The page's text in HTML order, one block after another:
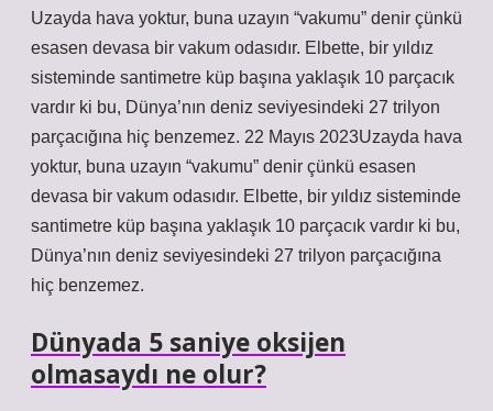
Uzayda hava yoktur, buna uzayın “vakumu” denir çünkü
esasen devasa bir vakum odasıdır. Elbette, bir yıldız
sisteminde santimetre küp başına yaklaşık 10 parçacık
vardır ki bu, Dünya’nın deniz seviyesindeki 27 trilyon
parçacığına hiç benzemez. 22 Mayıs 2023Uzayda hava
yoktur, buna uzayın “vakumu” denir çünkü esasen
devasa bir vakum odasıdır. Elbette, bir yıldız sisteminde
santimetre küp başına yaklaşık 10 parçacık vardır ki bu,
Dünya’nın deniz seviyesindeki 27 trilyon parçacığına
hiç benzemez.
Dünyada 5 saniye oksijen
olmasaydı ne olur?